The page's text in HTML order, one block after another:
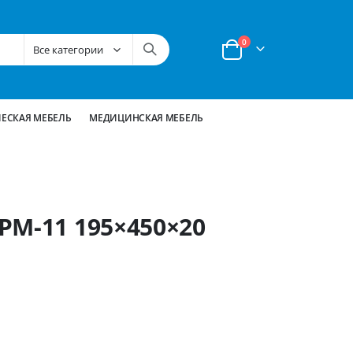
Корзина
0позиции
МЕБЕЛЬ МЕДИЦИНСКАЯ МЕБЕЛЬ
11 195×450×20